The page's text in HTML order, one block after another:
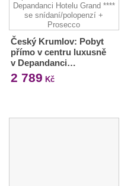
Český Krumlov: Pobyt
přímo v centru luxusně
v Depandanci…
2 789 Kč